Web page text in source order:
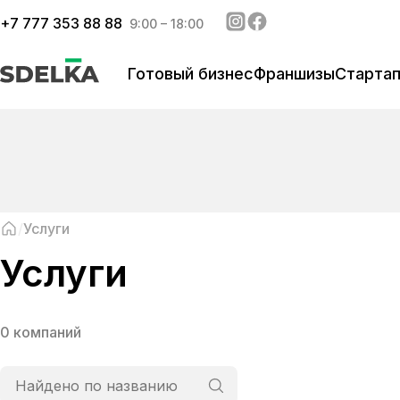
+7 777 353 88 88 9:00 – 18:00
Готовый бизнесФраншизы
Услуги
Услуги
0 компаний